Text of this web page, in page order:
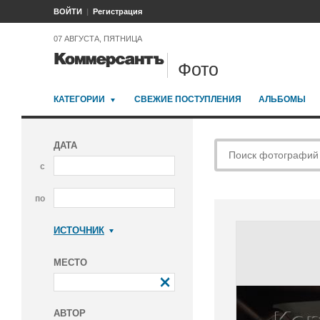
ВОЙТИ Регистрация
07 АВГУСТА, ПЯТНИЦА
Фото
КАТЕГОРИИ СВЕЖИЕ ПОСТУПЛЕНИЯ АЛЬБОМЫ
ДАТА
с
по
ИСТОЧНИК
МЕСТО
АВТОР